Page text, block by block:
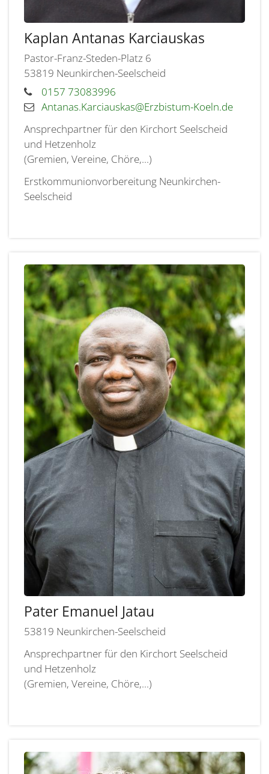
Kaplan Antanas Karciauskas
Pastor-Franz-Steden-Platz 6
53819 Neunkirchen-Seelscheid
0157 73083996
Antanas.Karciauskas@Erzbistum-Koeln.de
Ansprechpartner für den Kirchort Seelscheid
und Hetzenholz
(Gremien, Vereine, Chöre,...)
Erstkommunionvorbereitung Neunkirchen-
Seelscheid
Pater Emanuel Jatau
53819 Neunkirchen-Seelscheid
Ansprechpartner für den Kirchort Seelscheid
und Hetzenholz
(Gremien, Vereine, Chöre,...)